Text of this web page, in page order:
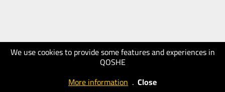
We use cookies to provide some features and experiences in
QOSHE
More information . Close